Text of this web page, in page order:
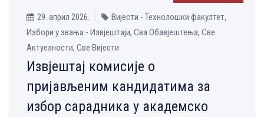
29. април 2026.
Вијести - Технолошки факултет,
Избори у звања - Извјештаји, Сва Обавјештења, Све
Aктуелности, Све Вијести
Извјештај комисије о
пријављеним кандидатима за
избор сарадника у академско